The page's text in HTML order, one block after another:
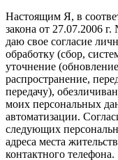
Настоящим Я, в
закона от 27.07.2006
даю свое согласие
обработку (сбор,
уточнение
распространение,
передачу),
моих персональных
автоматизации.
следующих
адреса места
контактного телефона.